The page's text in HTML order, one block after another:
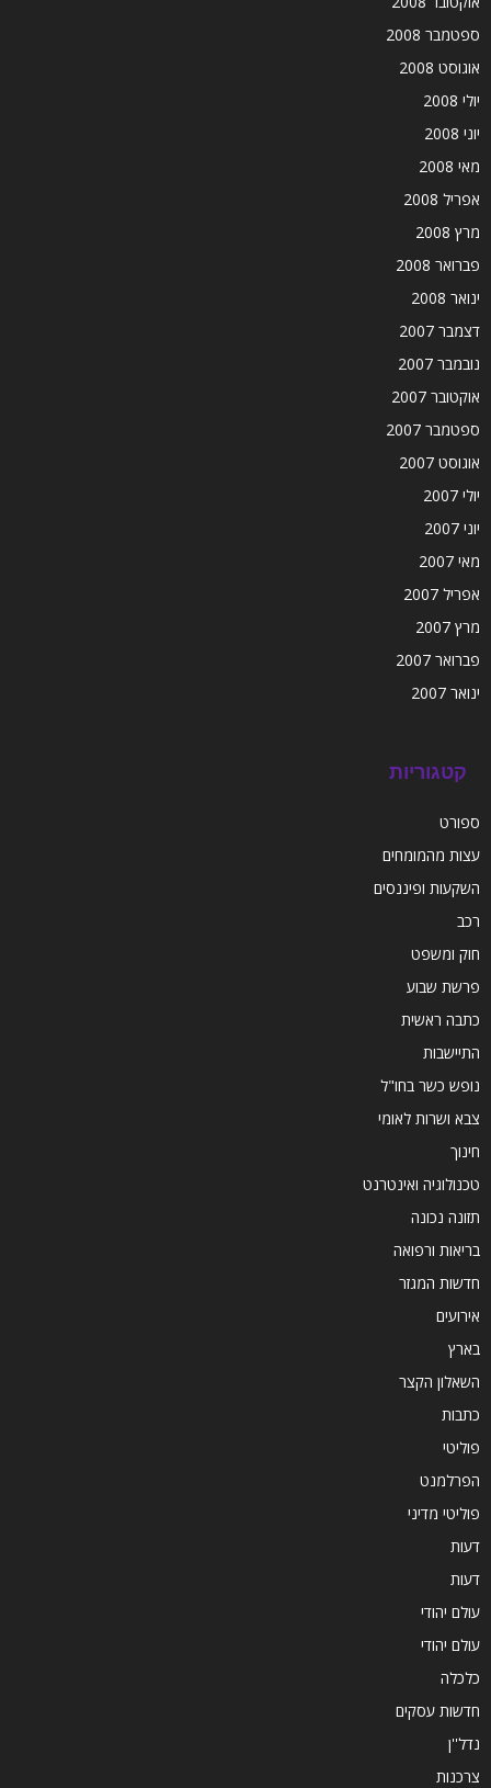
ספטמבר 2008
אוגוסט 2008
יולי 2008
יוני 2008
מאי 2008
אפריל 2008
מרץ 2008
פברואר 2008
ינואר 2008
דצמבר 2007
נובמבר 2007
אוקטובר 2007
ספטמבר 2007
אוגוסט 2007
יולי 2007
יוני 2007
מאי 2007
אפריל 2007
מרץ 2007
פברואר 2007
ינואר 2007
קטגוריות
ספורט
עצות מהמומחים
השקעות ופיננסים
רכב
חוק ומשפט
פרשת שבוע
כתבה ראשית
התיישבות
נופש כשר בחו"ל
צבא ושרות לאומי
חינוך
טכנולוגיה ואינטרנט
תזונה נכונה
בריאות ורפואה
חדשות המגזר
אירועים
בארץ
השאלון הקצר
כתבות
פוליטי
הפרלמנט
פוליטי מדיני
דעות
דעות
עולם יהודי
עולם יהודי
כלכלה
חדשות עסקים
נדל''ן
צרכנות